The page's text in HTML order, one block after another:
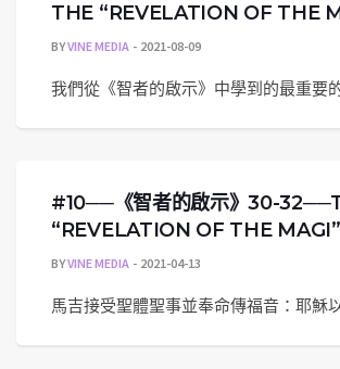
THE “REVELATION OF THE
BYVINE MEDIA 2021-08-09
我們從《智者的啟示》中學到的最重要
#10──《智者的啟示》30-
“REVELATION OF THE
BYVINE MEDIA 2021-04-13
馬吉接受聖體聖事並奉命傳福音：耶穌